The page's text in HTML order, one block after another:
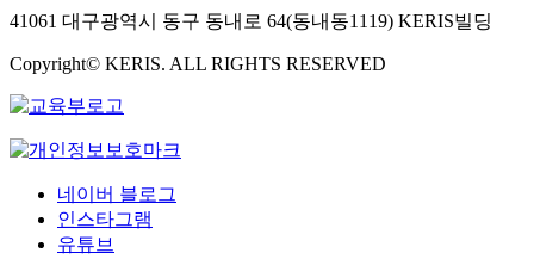
41061 대구광역시 동구 동내로 64(동내동1119) KERIS빌딩
Copyright© KERIS. ALL RIGHTS RESERVED
네이버 블로그
인스타그램
유튜브